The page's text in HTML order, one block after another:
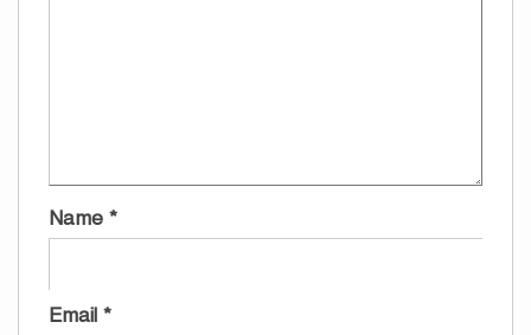
Name *
Email *